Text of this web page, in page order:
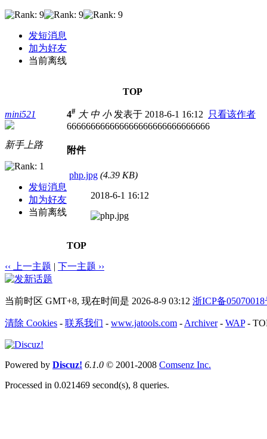
发短消息
加为好友
当前离线
TOP
mini521
新手上路
发短消息
加为好友
当前离线
4# 大 中 小发表于 2018-6-1 16:12
只看该作者
666666666666666666666666666666
附件
php.jpg (4.39 KB)
2018-6-1 16:12
TOP
‹‹ 上一主题 | 下一主题 ››
当前时区 GMT+8, 现在时间是 2026-8-9 03:12 浙ICP备05070018
清除 Cookies - 联系我们 - www.jatools.com - Archiver- WAP-
Powered by Discuz! 6.1.0 © 2001-2008 Comsenz Inc.
Processed in 0.021469 second(s), 8 queries.